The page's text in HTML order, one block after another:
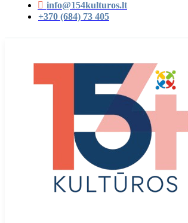
info@154kulturos.lt
+370 (684) 73 405